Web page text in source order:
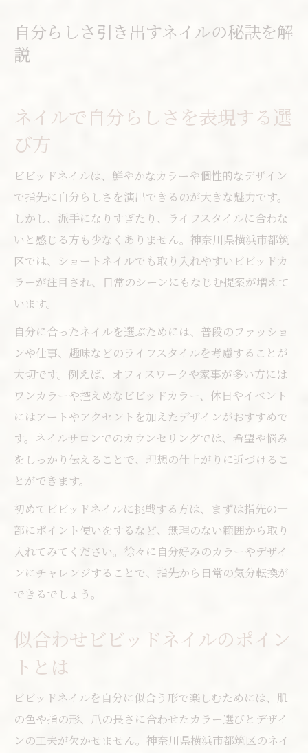
自分らしさ引き出すネイルの秘訣を解
説
ネイルで自分らしさを表現する選
び方
ビビッドネイルは、鮮やかなカラーや個性的なデザイン
で指先に自分らしさを演出できるのが大きな魅力です。
しかし、派手になりすぎたり、ライフスタイルに合わな
いと感じる方も少なくありません。神奈川県横浜市都筑
区では、ショートネイルでも取り入れやすいビビッドカ
ラーが注目され、日常のシーンにもなじむ提案が増えて
います。
自分に合ったネイルを選ぶためには、普段のファッショ
ンや仕事、趣味などのライフスタイルを考慮することが
大切です。例えば、オフィスワークや家事が多い方には
ワンカラーや控えめなビビッドカラー、休日やイベント
にはアートやアクセントを加えたデザインがおすすめで
す。ネイルサロンでのカウンセリングでは、希望や悩み
をしっかり伝えることで、理想の仕上がりに近づけるこ
とができます。
初めてビビッドネイルに挑戦する方は、まずは指先の一
部にポイント使いをするなど、無理のない範囲から取り
入れてみてください。徐々に自分好みのカラーやデザイ
ンにチャレンジすることで、指先から日常の気分転換が
できるでしょう。
似合わせビビッドネイルのポイン
トとは
ビビッドネイルを自分に似合う形で楽しむためには、肌
の色や指の形、爪の長さに合わせたカラー選びとデザイ
ンの工夫が欠かせません。神奈川県横浜市都筑区のネイ